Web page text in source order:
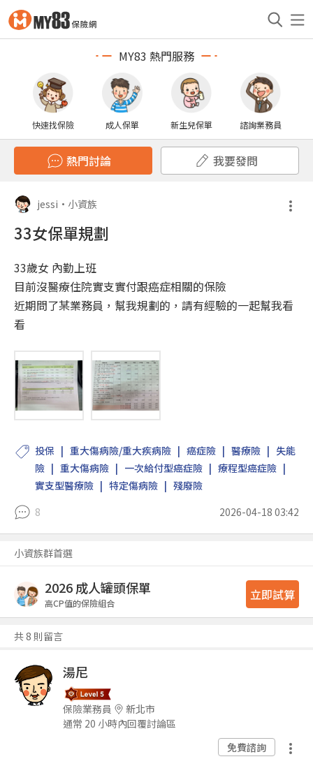
MY83 熱門服務
快速找保險 成人保單 新生兒保單 諮詢業務員
熱門討論 我要發問
jessi • 小資族
33女保單規劃
33歲女 內勤上班
目前沒醫療住院實支實付跟癌症相關的保險
近期問了某業務員，幫我規劃的，請有經驗的一起幫我看
看
投保 重大傷病險/重大疾病險 癌症險 醫療險
失能
險
重大傷病險 一次給付型癌症險
療程型癌症險
實支型醫療險
特定傷病險
殘廢險
8
2026-04-18 03:42
小資族群首選
2026 成人罐頭保單
高CP值的保險組合
立即試算
共 8 則留言
湯尼
保險業務員
新北市
通常 20 小時內回覆討論區
免費諮詢